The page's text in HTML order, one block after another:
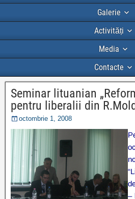
Galerie
Activități
Media
Contacte
Seminar lituanian
pentru liberalii din
octombrie 1, 2008
–